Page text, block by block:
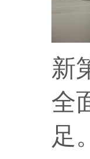
新
全
足。